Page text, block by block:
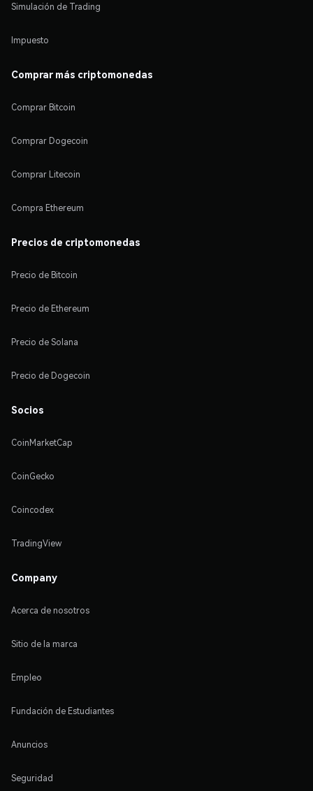
Simulación de Trading
Impuesto
Comprar más criptomonedas
Comprar Bitcoin
Comprar Dogecoin
Comprar Litecoin
Compra Ethereum
Precios de criptomonedas
Precio de Bitcoin
Precio de Ethereum
Precio de Solana
Precio de Dogecoin
Socios
CoinMarketCap
CoinGecko
Coincodex
TradingView
Company
Acerca de nosotros
Sitio de la marca
Empleo
Fundación de Estudiantes
Anuncios
Seguridad